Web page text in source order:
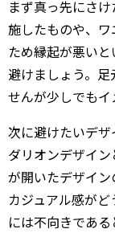
まず真っ先にさ
施したものや、
ため縁起が悪い
避けましょう。
せんが少しでもイ
次に避けたいデ
ダリオンデザイ
が開いたデザイ
カジュアル感が
には不向きであ